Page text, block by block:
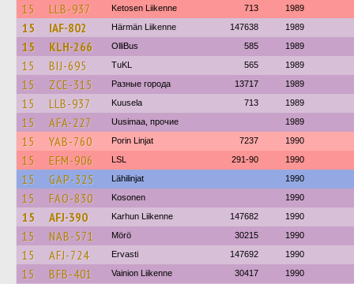
15 LLB-937 Ketosen Liikenne 713 1989
15 IAF-802 Härmän Liikenne 147638 1989
15 KLH-266 OlliBus 585 1989
15 BIJ-695 TuKL 565 1989
15 ZCE-315 Разные города 13717 1989
15 LLB-937 Kuusela 713 1989
15 AFA-227 Uusimaa, прочие 1989
15 YAB-760 Porin Linjat 7237 1990
15 EFM-906 LSL 291-90 1990
15 GAP-325 Lähilinjat 1990
15 FAO-830 Kosonen 1990
15 AFJ-390 Karhun Liikenne 147682 1990
15 NAB-571 Mörö 30215 1990
15 AFJ-724 Ervasti 147692 1990
15 BFB-401 Vainion Liikenne 30417 1990